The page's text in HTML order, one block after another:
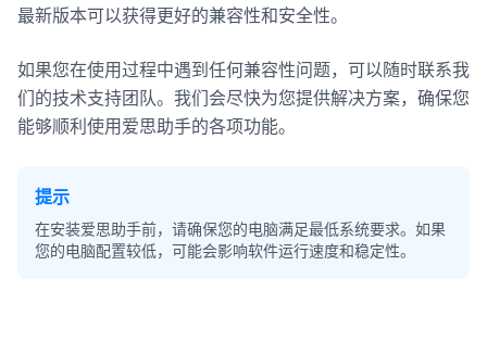
最新版本可以获得更好的兼容性和安全性。
如果您在使用过程中遇到任何兼容性问题，可以随时联系我
们的技术支持团队。我们会尽快为您提供解决方案，确保您
能够顺利使用爱思助手的各项功能。
提示
在安装爱思助手前，请确保您的电脑满足最低系统要求。如果
您的电脑配置较低，可能会影响软件运行速度和稳定性。